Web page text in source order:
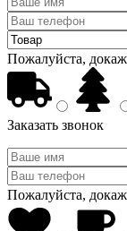
Пожалуйста,
Заказать звонок
Пожалуйста,